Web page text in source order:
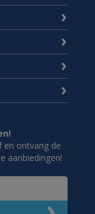
en ontvang de
aanbiedingen!